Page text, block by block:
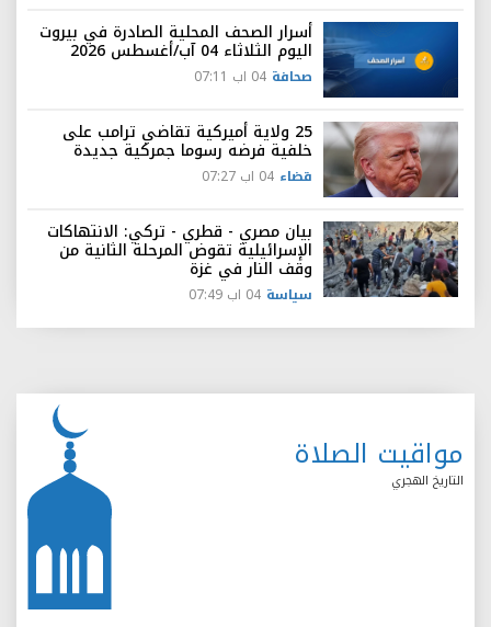
أسرار الصحف المحلية الصادرة في بيروت
اليوم الثلاثاء 04 آب/أغسطس 2026
صحافة 04 اب 07:11
25 ولاية أميركية تقاضي ترامب على
خلفية فرضه رسوما جمركية جديدة
قضاء 04 اب 07:27
بيان مصري - قطري - تركي: الانتهاكات
الإسرائيلية تقوض المرحلة الثانية من
وقف النار في غزة
سياسة 04 اب 07:49
مواقيت الصلاة
التاريخ الهجري